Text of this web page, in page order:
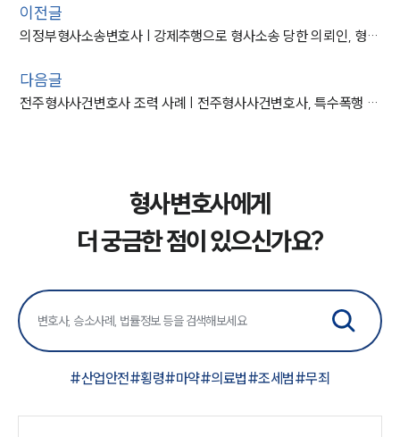
이전글
의정부형사소송변호사 | 강제추행으로 형사소송 당한 의뢰인, 형사소송변호사 조력으로 실형 방어
다음글
전주형사사건변호사 조력 사례 | 전주형사사건변호사, 특수폭행 및 재물손괴 혐의 소액의 벌금형
형사변호사에게
더 궁금한 점이 있으신가요?
#산업안전#횡령#마약#의료법#조세범#무죄